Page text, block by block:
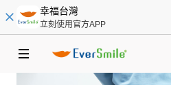
幸福台灣
立刻使用官方APP